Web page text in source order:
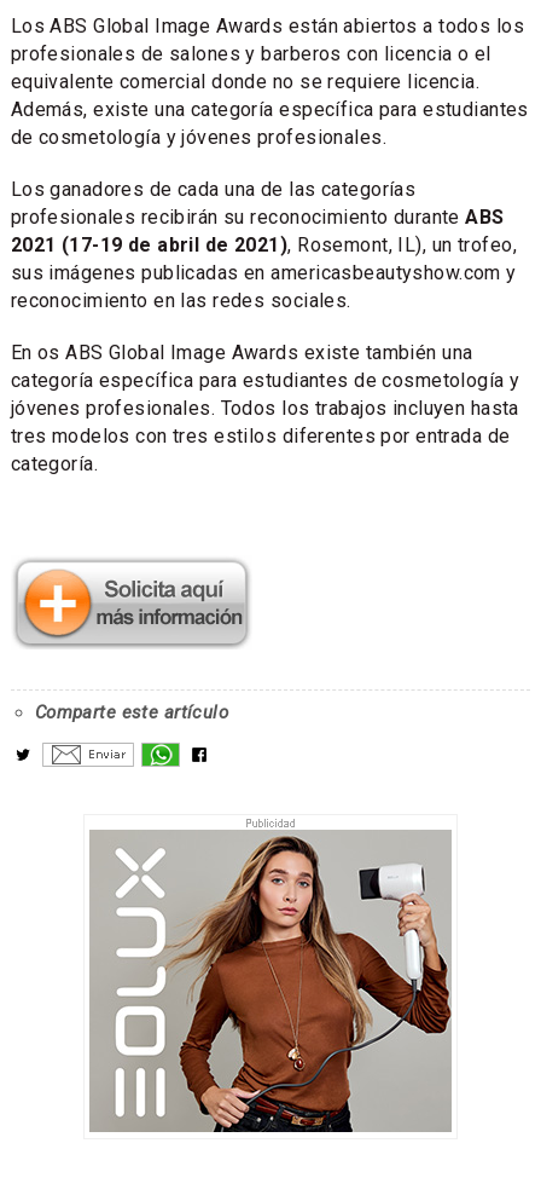
Los ABS Global Image Awards están abiertos a todos los
profesionales de salones y barberos con licencia o el
equivalente comercial donde no se requiere licencia.
Además, existe una categoría específica para estudiantes
de cosmetología y jóvenes profesionales.
Los ganadores de cada una de las categorías
profesionales recibirán su reconocimiento durante ABS
2021 (17-19 de abril de 2021), Rosemont, IL), un trofeo,
sus imágenes publicadas en americasbeautyshow.com y
reconocimiento en las redes sociales.
En os ABS Global Image Awards existe también una
categoría específica para estudiantes de cosmetología y
jóvenes profesionales. Todos los trabajos incluyen hasta
tres modelos con tres estilos diferentes por entrada de
categoría.
Comparte este artículo